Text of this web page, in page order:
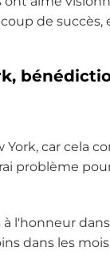
de
car cela
problème
l'honneur
dans les